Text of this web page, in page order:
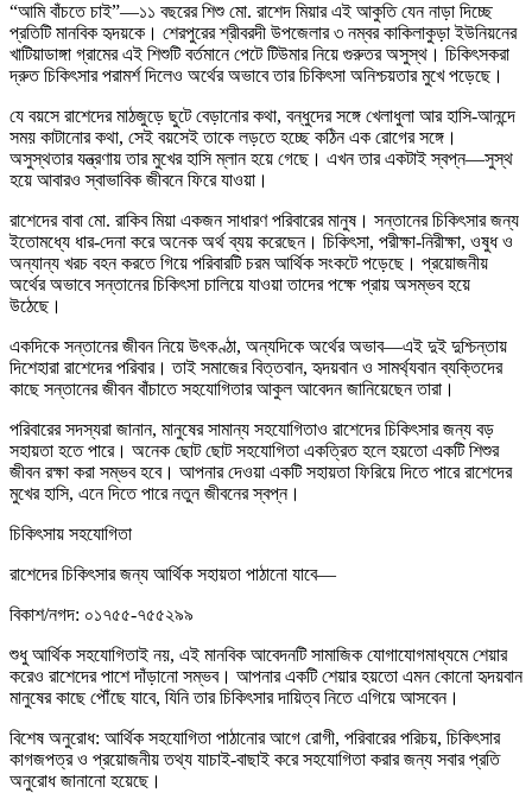
“আমি বাঁচতে চাই”—১১ বছরের শিশু মো. রাশেদ মিয়ার এই আকুতি যেন নাড়া দিচ্ছে
প্রতিটি মানবিক হৃদয়কে। শেরপুরের শ্রীবরদী উপজেলার ৩ নম্বর কাকিলাকুড়া ইউনিয়নের
খাটিয়াডাঙ্গা গ্রামের এই শিশুটি বর্তমানে পেটে টিউমার নিয়ে গুরুতর অসুস্থ। চিকিৎসকরা
দ্রুত চিকিৎসার পরামর্শ দিলেও অর্থের অভাবে তার চিকিৎসা অনিশ্চয়তার মুখে পড়েছে।
যে বয়সে রাশেদের মাঠজুড়ে ছুটে বেড়ানোর কথা, বন্ধুদের সঙ্গে খেলাধুলা আর হাসি-আনন্দে
সময় কাটানোর কথা, সেই বয়সেই তাকে লড়তে হচ্ছে কঠিন এক রোগের সঙ্গে।
অসুস্থতার যন্ত্রণায় তার মুখের হাসি ম্লান হয়ে গেছে। এখন তার একটাই স্বপ্ন—সুস্থ
হয়ে আবারও স্বাভাবিক জীবনে ফিরে যাওয়া।
রাশেদের বাবা মো. রাকিব মিয়া একজন সাধারণ পরিবারের মানুষ। সন্তানের চিকিৎসার জন্য
ইতোমধ্যে ধার-দেনা করে অনেক অর্থ ব্যয় করেছেন। চিকিৎসা, পরীক্ষা-নিরীক্ষা, ওষুধ ও
অন্যান্য খরচ বহন করতে গিয়ে পরিবারটি চরম আর্থিক সংকটে পড়েছে। প্রয়োজনীয়
অর্থের অভাবে সন্তানের চিকিৎসা চালিয়ে যাওয়া তাদের পক্ষে প্রায় অসম্ভব হয়ে
উঠেছে।
একদিকে সন্তানের জীবন নিয়ে উৎকণ্ঠা, অন্যদিকে অর্থের অভাব—এই দুই দুশ্চিন্তায়
দিশেহারা রাশেদের পরিবার। তাই সমাজের বিত্তবান, হৃদয়বান ও সামর্থ্যবান ব্যক্তিদের
কাছে সন্তানের জীবন বাঁচাতে সহযোগিতার আকুল আবেদন জানিয়েছেন তারা।
পরিবারের সদস্যরা জানান, মানুষের সামান্য সহযোগিতাও রাশেদের চিকিৎসার জন্য বড়
সহায়তা হতে পারে। অনেক ছোট ছোট সহযোগিতা একত্রিত হলে হয়তো একটি শিশুর
জীবন রক্ষা করা সম্ভব হবে। আপনার দেওয়া একটি সহায়তা ফিরিয়ে দিতে পারে রাশেদের
মুখের হাসি, এনে দিতে পারে নতুন জীবনের স্বপ্ন।
চিকিৎসায় সহযোগিতা
রাশেদের চিকিৎসার জন্য আর্থিক সহায়তা পাঠানো যাবে—
বিকাশ/নগদ: ০১৭৫৫-৭৫৫২৯৯
শুধু আর্থিক সহযোগিতাই নয়, এই মানবিক আবেদনটি সামাজিক যোগাযোগমাধ্যমে শেয়ার
করেও রাশেদের পাশে দাঁড়ানো সম্ভব। আপনার একটি শেয়ার হয়তো এমন কোনো হৃদয়বান
মানুষের কাছে পৌঁছে যাবে, যিনি তার চিকিৎসার দায়িত্ব নিতে এগিয়ে আসবেন।
বিশেষ অনুরোধ: আর্থিক সহযোগিতা পাঠানোর আগে রোগী, পরিবারের পরিচয়, চিকিৎসার
কাগজপত্র ও প্রয়োজনীয় তথ্য যাচাই-বাছাই করে সহযোগিতা করার জন্য সবার প্রতি
অনুরোধ জানানো হয়েছে।